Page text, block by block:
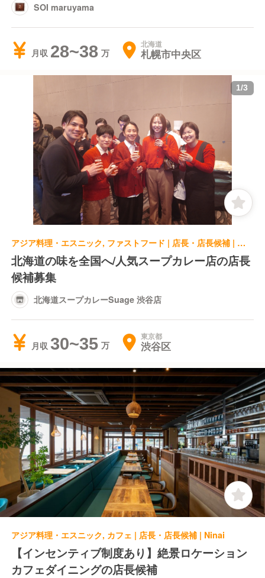
SOI maruyama
月収 28~38 北海道
札幌市中央区
1/3
アジア料理・エスニック, ファストフード | 店長・店長候補 | 北海道スープカレーSuage 渋谷店
北海道の味を全国へ/人気スープカレー店の店長
候補募集
北海道スープカレーSuage 渋谷店
月収 30~35 東京都
渋谷区
アジア料理・エスニック, カフェ | 店長・店長候補 | Ninai
【インセンティブ制度あり】絶景ロケーション
カフェダイニングの店長候補